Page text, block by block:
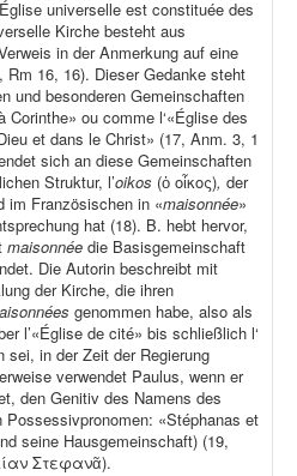
universelle est constituée des
Kirche besteht aus
in der Anmerkung auf eine
16, 16). Dieser Gedanke steht
und besonderen Gemeinschaften
Corinthe» ou comme l‘«Église des
et dans le Christ» (17, Anm. 3, 1
sich an diese Gemeinschaften
Struktur, l’oikos (ὁ οἶκος), der
im Französischen in «maisonnée»
hat (18). B. hebt hervor,
maisonnée die Basisgemeinschaft
Die Autorin beschreibt mit
der Kirche, die ihren
genommen habe, also als
l’«Église de cité» bis schließlich l‘
sei, in der Zeit der Regierung
verwendet Paulus, wenn er
den Genitiv des Namens des
Possessivpronomen: «Stéphanas et
seine Hausgemeinschaft) (19,
Στεφανᾶ).